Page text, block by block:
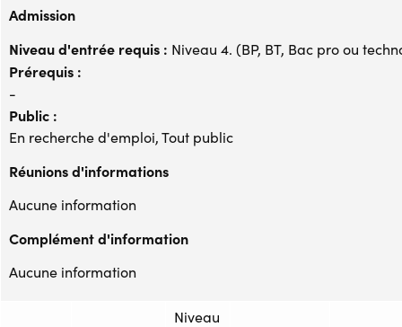
Admission
Niveau d'entrée requis : Niveau 4. (BP, BT, Bac pro ou
Prérequis :
-
Public :
En recherche d'emploi, Tout public
Réunions d'informations
Aucune information
Complément d'information
Aucune information
Niveau